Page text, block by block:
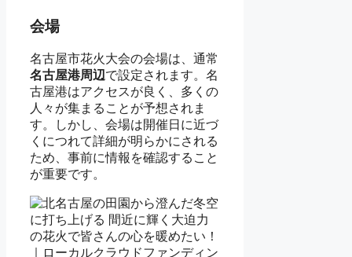
会場
名古屋市花火大会の会場は、通常
名古屋港周辺で設定されます。名
古屋港はアクセスが良く、多くの
人々が集まることが予想されま
す。しかし、会場は開催日に近づ
くにつれて詳細が明らかにされる
ため、事前に情報を確認すること
が重要です。